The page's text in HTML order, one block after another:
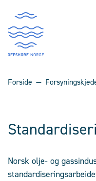
Forside
Norsk olje- og